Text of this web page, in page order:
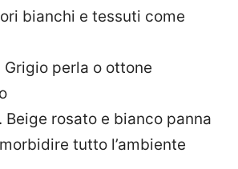
bianchi e tessuti come
Grigio perla o ottone
. Beige rosato e bianco panna
tutto l’ambiente